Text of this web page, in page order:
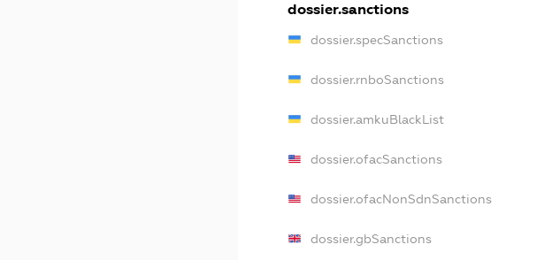
dossier.sanctions
dossier.specSanctions
dossier.rnboSanctions
dossier.amkuBlackList
dossier.ofacSanctions
dossier.ofacNonSdnSanctions
dossier.gbSanctions